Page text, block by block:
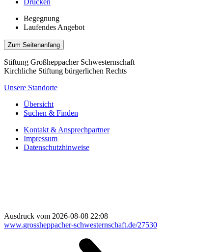
Drucken
Begegnung
Laufendes Angebot
Zum Seitenanfang
Stiftung Großheppacher Schwesternschaft
Kirchliche Stiftung bürgerlichen Rechts
Unsere Standorte
Übersicht
Suchen & Finden
Kontakt & Ansprechpartner
Impressum
Datenschutzhinweise
Ausdruck vom 2026-08-08 22:08
www.grossheppacher-schwesternschaft.de/27530